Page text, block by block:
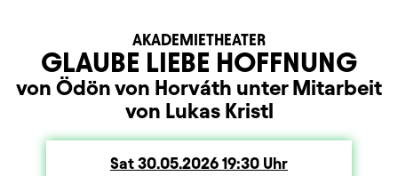
GLAUBE LIEBE HOFFNUNG
AKADEMIETHEATER
von Ödön von Horváth unter Mitarbeit
von Lukas Kristl
Sat Saturday
30.05.2026 19:30Uhr